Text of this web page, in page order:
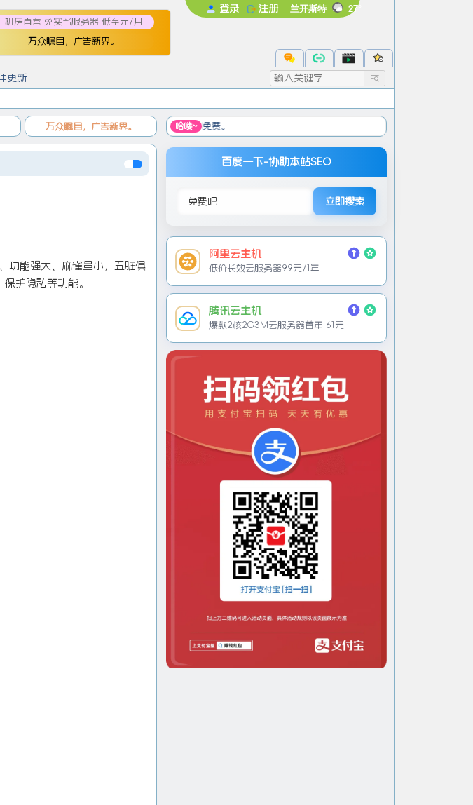
机房直营 免实名服务器 低至元/月
万众瞩目，广告新界。
登录
忘记密码
注册 兰开斯特 27°
更新
万众瞩目，广告新界。
功能强大、麻雀虽小，五脏俱
护隐私等功能。
哈喽~
百度一下-协助本站SEO
立即搜索
阿里云主机
低价长效云服务器99元/1年
腾讯云主机
爆款2核2G3M云服务器首年 61元